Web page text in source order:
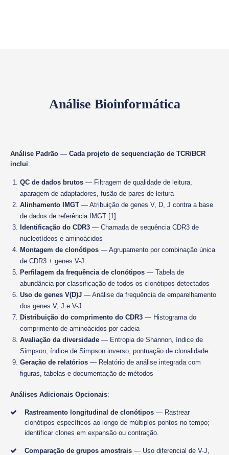
Análise Bioinformática
Análise Padrão — Cada projeto de sequenciação de TCR/BCR
inclui:
QC de dados brutos — Filtragem de qualidade de leitura,
aparagem de adaptadores, fusão de pares de leitura
Alinhamento IMGT — Atribuição de genes V, D, J contra a base
de dados de referência IMGT [1]
Identificação do CDR3 — Chamada de sequência CDR3 de
nucleotídeos e aminoácidos
Montagem de clonótipos — Agrupamento por combinação única
de CDR3 + genes V-J
Perfilagem da frequência de clonótipos — Tabela de
abundância por classificação de todos os clonótipos detectados
Uso de genes V(D)J — Análise da frequência de emparelhamento
dos genes V, J e V-J
Distribuição do comprimento do CDR3 — Histograma do
comprimento de aminoácidos por cadeia
Avaliação da diversidade — Entropia de Shannon, índice de
Simpson, índice de Simpson inverso, pontuação de clonalidade
Geração de relatórios — Relatório de análise integrada com
figuras, tabelas e documentação de métodos
Análises Adicionais Opcionais:
Rastreamento longitudinal de clonótipos — Rastrear
clonótipos específicos ao longo de múltiplos pontos no tempo;
identificar clones em expansão ou contração.
Comparação de grupos amostrais — Uso diferencial de V-J,